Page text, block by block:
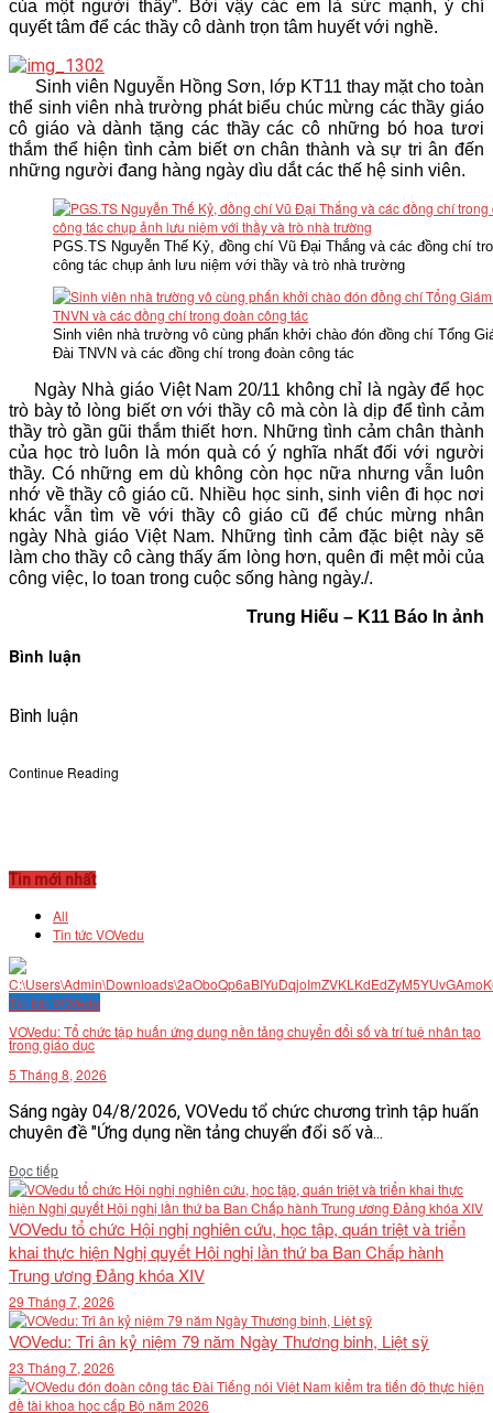
của một người thầy”. Bởi vậy các em là sức mạnh, ý chí
quyết tâm để các thầy cô dành trọn tâm huyết với nghề.
Sinh viên Nguyễn Hồng Sơn, lớp KT11 thay mặt cho toàn
thể sinh viên nhà trường phát biểu chúc mừng các thầy giáo
cô giáo và dành tặng các thầy các cô những bó hoa tươi
thắm thể hiện tình cảm biết ơn chân thành và sự tri ân đến
những người đang hàng ngày dìu dắt các thế hệ sinh viên.
PGS.TS Nguyễn Thế Kỷ, đồng chí Vũ Đại Thắng và các đồng chí
công tác chụp ảnh lưu niệm với thầy và trò nhà trường
Sinh viên nhà trường vô cùng phấn khởi chào đón đồng chí Tổng
Đài TNVN và các đồng chí trong đoàn công tác
Ngày Nhà giáo Việt Nam 20/11 không chỉ là ngày để học
trò bày tỏ lòng biết ơn với thầy cô mà còn là dịp để tình cảm
thầy trò gần gũi thắm thiết hơn. Những tình cảm chân thành
của học trò luôn là món quà có ý nghĩa nhất đối với người
thầy. Có những em dù không còn học nữa nhưng vẫn luôn
nhớ về thầy cô giáo cũ. Nhiều học sinh, sinh viên đi học nơi
khác vẫn tìm về với thầy cô giáo cũ để chúc mừng nhân
ngày Nhà giáo Việt Nam. Những tình cảm đặc biệt này sẽ
làm cho thầy cô càng thấy ấm lòng hơn, quên đi mệt mỏi của
công việc, lo toan trong cuộc sống hàng ngày./.
Trung Hiếu – K11 Báo In ảnh
Bình luận
Bình luận
Continue Reading
Tin mới nhất
All
Tin tức VOVedu
Tin tức VOVedu
VOVedu: Tổ chức tập huấn ứng dụng nền tảng chuyển đổi số và trí tuệ nhân tạo
trong giáo dục
5 Tháng 8, 2026
Sáng ngày 04/8/2026, VOVedu tổ chức chương trình tập huấn
chuyên đề "Ứng dụng nền tảng chuyển đổi số và...
Đọc tiếpDetails
VOVedu tổ chức Hội nghị nghiên cứu, học tập, quán triệt và triển
khai thực hiện Nghị quyết Hội nghị lần thứ ba Ban Chấp hành
Trung ương Đảng khóa XIV
29 Tháng 7, 2026
VOVedu: Tri ân kỷ niệm 79 năm Ngày Thương binh, Liệt sỹ
23 Tháng 7, 2026